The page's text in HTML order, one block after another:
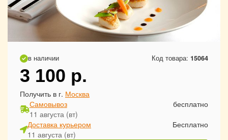
в наличии Код товара: 15064
3 100 р.
Получить в г. Москва
Самовывоз
11 августа (вт)
бесплатно
Доставка курьером
11 августа (вт)
Бесплатно